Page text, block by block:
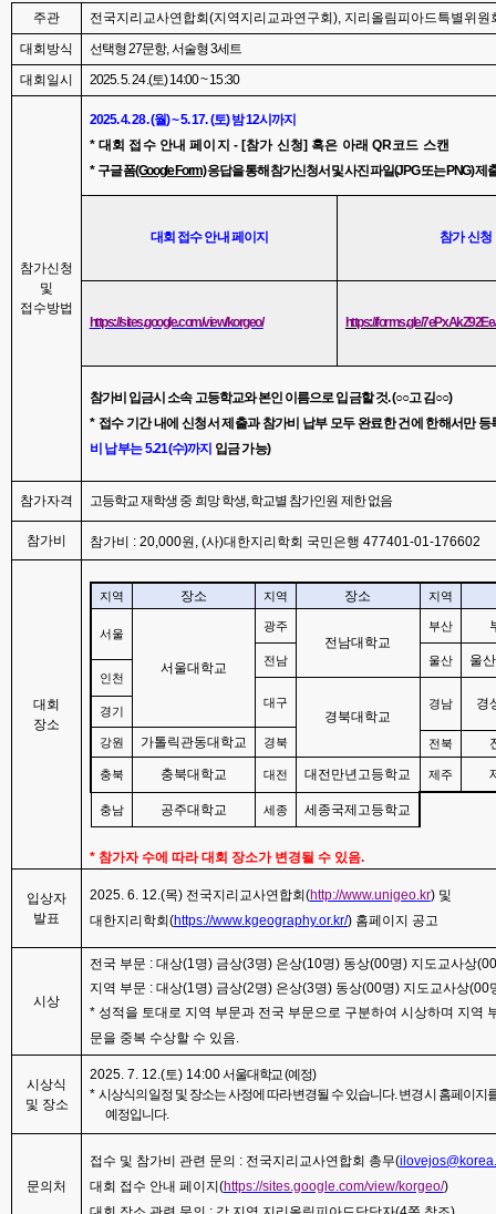
주관 전국지리교사연합회 (지역지리교과연구회 ), 지리올림피아드특별위원
대회방식
선택형27문항,서술형3세트
대회일시
2025. 5. 24.(토) 14:00 ~ 15:30
참가신청
및
접수방법
2025. 4. 28. (월) ~ 5. 17. (토)밤12시까지
*대회 접수 안내 페이지 - [참가 신청] 혹은 아래 QR코드 스캔
* 구글 폼(Google Form)응답을 통해 참가신청서 및 사진 파일(JPG또는PNG)제
대회 접수 안내 페이지 참가 신청
https://sites.google.com/view/korgeo/ https://forms.gle/
참가비 입금시 소속 고등학교와 본인 이름으로 입금할 것. (○○고 김○○)
* 접수 기간 내에 신청서 제출과 참가비 납부 모두 완료한 건에 한해서만 등
비 납부는5.21(수)까지 입금 가능)
참가자격 고등학교 재학생 중 희망 학생,학교별 참가인원 제한 없음
참가비 참가비 : 20,000원 , (사)대한지리학회 국민은행 477401-01-176602
대회
장소
지역 장소 지역 장소 지역
서울
서울대학교
광주
전남대학교
부산
전남 울산 울
인천
대구
경북대학교
경남 경
경기
강원 가톨릭관동대학교 경북 전북
충북 충북대학교 대전 대전만년고등학교 제주
충남 공주대학교 세종 세종국제고등학교
* 참가자 수에 따라 대회 장소가 변경될 수 있음.
입상자
발표
2025. 6. 12.(목) 전국지리교사연합회 (http://www.unigeo.kr) 및
대한지리학회 (https://www.kgeography.or.kr/) 홈페이지 공고
시상
전국 부문 : 대상(1명) 금상(3명) 은상(10명) 동상(00명) 지도교사상(00
지역 부문 : 대상(1명) 금상(2명) 은상(3명) 동상(00명) 지도교사상(00
* 성적을 토대로 지역 부문과 전국 부문으로 구분하여 시상하며 지역
문을 중복 수상할 수 있음.
시상식
및 장소
2025. 7. 12.(토) 14:00서울대학교(예정)
* 시상식의 일정 및 장소는 사정에 따라 변경될 수 있습니다.변경 시 홈페이지
예정입니다.
문의처
접수 및 참가비 관련 문의 : 전국지리교사연합회 총무(
대회 접수 안내 페이지 (https://sites.google.com/view/korgeo/)